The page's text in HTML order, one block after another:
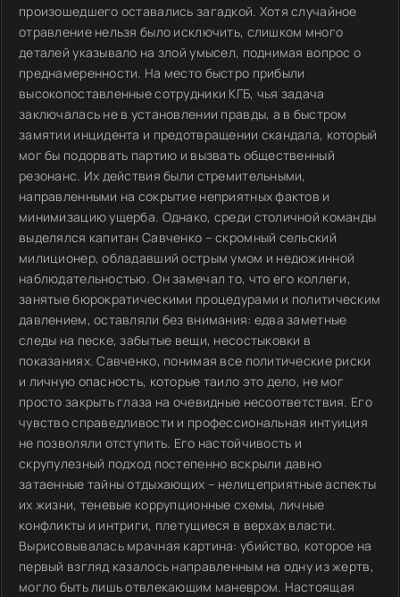
произошедшего оставались загадкой. Хотя случайное
отравление нельзя было исключить, слишком много
деталей указывало на злой умысел, поднимая вопрос о
преднамеренности. На место быстро прибыли
высокопоставленные сотрудники КГБ, чья задача
заключалась не в установлении правды, а в быстром
замятии инцидента и предотвращении скандала, который
мог бы подорвать партию и вызвать общественный
резонанс. Их действия были стремительными,
направленными на сокрытие неприятных фактов и
минимизацию ущерба. Однако, среди столичной команды
выделялся капитан Савченко – скромный сельский
милиционер, обладавший острым умом и недюжинной
наблюдательностью. Он замечал то, что его коллеги,
занятые бюрократическими процедурами и политическим
давлением, оставляли без внимания: едва заметные
следы на песке, забытые вещи, несостыковки в
показаниях. Савченко, понимая все политические риски
и личную опасность, которые таило это дело, не мог
просто закрыть глаза на очевидные несоответствия. Его
чувство справедливости и профессиональная интуиция
не позволяли отступить. Его настойчивость и
скрупулезный подход постепенно вскрыли давно
затаенные тайны отдыхающих – нелицеприятные аспекты
их жизни, теневые коррупционные схемы, личные
конфликты и интриги, плетущиеся в верхах власти.
Вырисовывалась мрачная картина: убийство, которое на
первый взгляд казалось направленным на одну из жертв,
могло быть лишь отвлекающим маневром. Настоящая